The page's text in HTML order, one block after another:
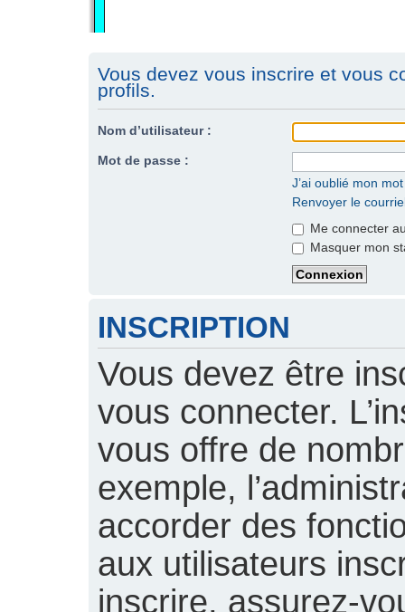
Vous devez vous inscrire et vous
profils.
Nom d’utilisateur :
Mot de passe :
J’ai oublié mon
Renvoyer le
Me connecter
Masquer mon
INSCRIPTION
Vous devez être
vous connecter.
vous offre de
exemple,
accorder des
aux utilisateurs
inscrire, assurez-